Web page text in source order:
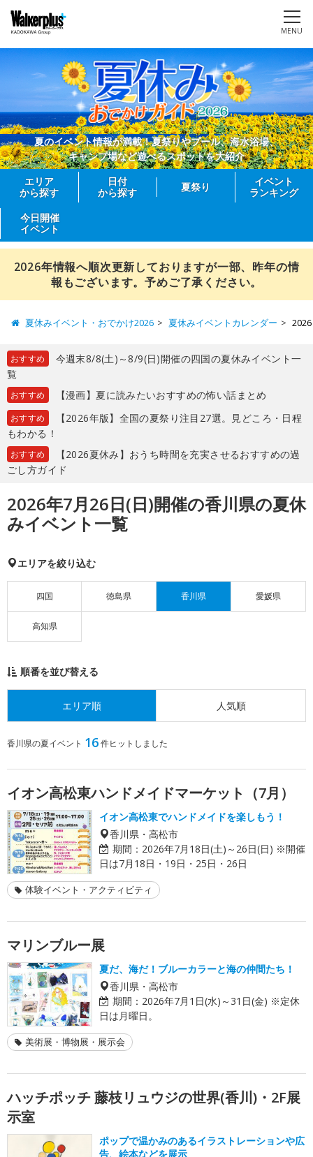
MENU
夏のイベント情報が満載！夏祭りやプール、海水浴場、
キャンプ場など遊べるスポットを大紹介
エリア
から探す
日付
から探す
夏祭り
イベント
ランキング
今日開催
イベント
2026年情報へ順次更新しておりますが一部、昨年の情
報もございます。予めご了承ください。
夏休みイベント・おでかけ2026 夏休みイベントカレンダー
おすすめ
今週末8/8(土)～8/9(日)開催の四国の夏休みイベント一
覧
おすすめ 【漫画】夏に読みたいおすすめの怖い話まとめ
おすすめ
【2026年版】全国の夏祭り注目27選。見どころ・日程
もわかる！
おすすめ
【2026夏休み】おうち時間を充実させるおすすめの過
ごし方ガイド
2026年7月26日(日)開催の香川県の夏休
みイベント一覧
エリアを絞り込む
四国 徳島県 香川県 愛媛県
高知県
順番を並び替える
エリア順 人気順
香川県の夏イベント 16件ヒットしました
イオン高松東ハンドメイドマーケット（7月）
イオン高松東でハンドメイドを楽しもう！
香川県・高松市
期間： 2026年7月18日(土)～26日(日) ※開催
日は7月18日・19日・25日・26日
体験イベント・アクティビティ
マリンブルー展
夏だ、海だ！ブルーカラーと海の仲間たち！
香川県・高松市
期間： 2026年7月1日(水)～31日(金) ※定休
日は月曜日。
美術展・博物展・展示会
ハッチポッチ 藤枝リュウジの世界(香川)・2F展
示室
ポップで温かみのあるイラストレーションや広
告、絵本などを展示